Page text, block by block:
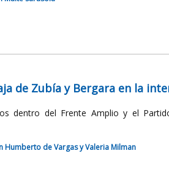
de Zubía y Bergara en la
dentro del Frente Amplio y el
de Vargas y Valeria Milman